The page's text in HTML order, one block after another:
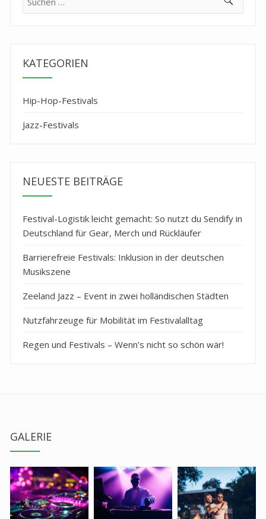
KATEGORIEN
Hip-Hop-Festivals
Jazz-Festivals
NEUESTE BEITRÄGE
Festival-Logistik leicht gemacht: So nutzt du Sendify in
Deutschland für Gear, Merch und Rückläufer
Barrierefreie Festivals: Inklusion in der deutschen
Musikszene
Zeeland Jazz – Event in zwei holländischen Städten
Nutzfahrzeuge für Mobilität im Festivalalltag
Regen und Festivals – Wenn’s nicht so schön wär!
GALERIE